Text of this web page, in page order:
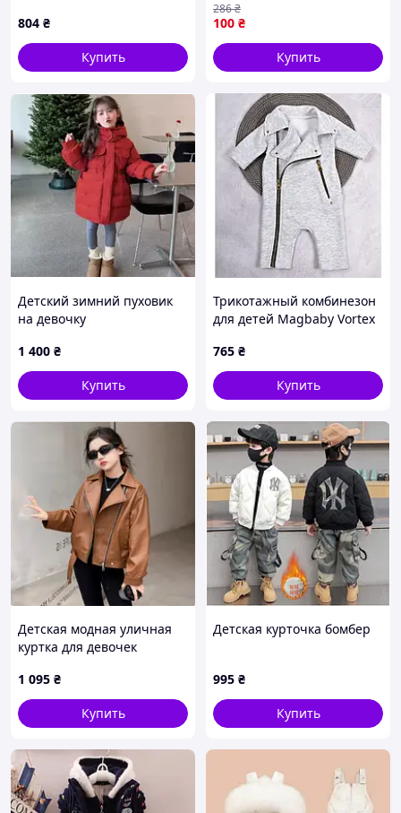
YX0 КБ226 104
804 ₴
Купить
только на ZaGrosh.com.ua
100 ₴
286₴
Купить
Детский зимний пуховик
на девочку
1 400 ₴
Купить
Трикотажный комбинезон
для детей Magbaby Vortex
765 ₴
Купить
Детская модная уличная
куртка для девочек
1 095 ₴
Купить
Детская курточка бомбер
995 ₴
Купить